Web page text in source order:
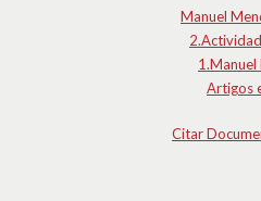
Manuel
1.Manuel
Artigos
Citar